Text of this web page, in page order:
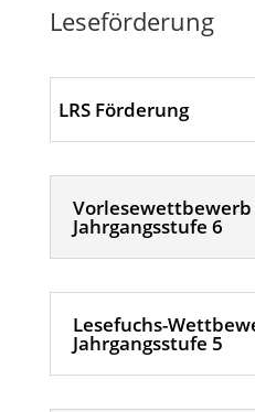
Leseförderung
LRS Förderung
Jahrgangsstufe 6
Lesefuchs-
Jahrgangsstufe 5